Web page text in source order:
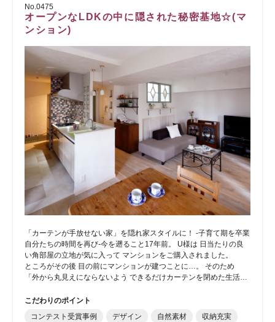
No.0475
オープンなLDKの中に隠された秘密基地☆(マ
ンション)
「カーテンが手放せない家」を隠れ家スタイルに！ -子育て期を卒業
自分たちの時間を再び-今を遡ること17年前。 U様は 日当たりの良
い角部屋の立地が気に入って マンションをご購入されました。
ところがその後 目の前にマンションが建つことに…。 そのため
「外から丸見えにならないよう できるだけカーテンを閉めた生活…
こだわりのポイント
コンテスト受賞事例
デザイン 自然素材 収納充実